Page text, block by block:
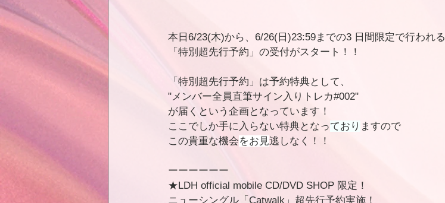
本日6/23(木)から、6/26(日)23:59までの3 日間限定で行われる
「特別超先行予約」の受付がスタート！！
「特別超先行予約」は予約特典として、
"メンバー全員直筆サイン入りトレカ#002"
が届くという企画となっています！
ここでしか手に入らない特典となっており ますので
この貴重な機会をお見逃しなく！！
ーーーーーー
★LDH official mobile CD/DVD SHOP 限定！
ニューシングル「Catwalk」超先行予約実施！